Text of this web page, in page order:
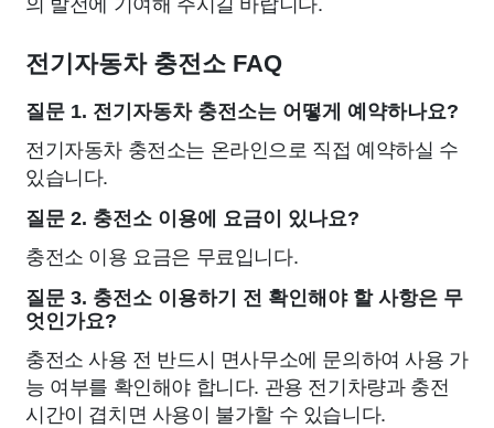
전기자동차 충전소 FAQ
질문 1. 전기자동차 충전소는 어떻게 예약하나요?
전기자동차 충전소는 온라인으로 직접 예약하실 수
있습니다.
질문 2. 충전소 이용에 요금이 있나요?
충전소 이용 요금은 무료입니다.
질문 3. 충전소 이용하기 전 확인해야 할 사항은 무
엇인가요?
충전소 사용 전 반드시 면사무소에 문의하여 사용 가
능 여부를 확인해야 합니다. 관용 전기차량과 충전
시간이 겹치면 사용이 불가할 수 있습니다.